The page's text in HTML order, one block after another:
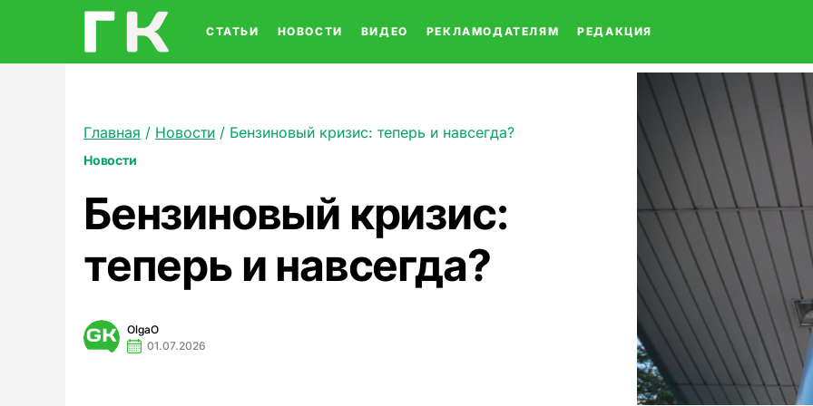
СТАТЬИ НОВОСТИ ВИДЕО РЕКЛАМОДАТЕЛЯМ РЕДАКЦИЯ
Главная / Новости / Бензиновый кризис: теперь и навсегда?
Новости
Бензиновый кризис:
теперь и навсегда?
OlgaO
01.07.2026